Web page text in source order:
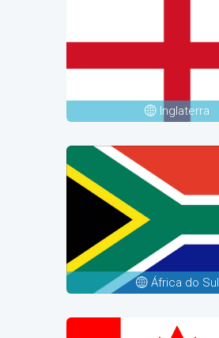
Inglaterra
África do Sul